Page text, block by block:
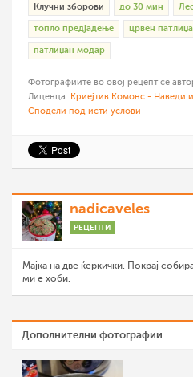
Клучни зборови до 30 мин
топло предјадење црвен
патлиџан модар
Фотографиите во овој рецепт се
Лиценца: Криејтив Комонс - Наведи
Сподели под исти услови
nadicaveles
РЕЦЕПТИ
Мајка на две ќеркички. Покрај
ми е хоби.
Дополнителни фотографии